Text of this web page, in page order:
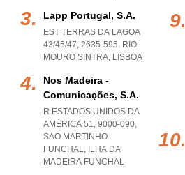
Lapp Portugal, S.a.
EST TERRAS DA LAGOA
43/45/47, 2635-595, RIO
MOURO SINTRA, LISBOA
Nos Madeira -
Comunicações, S.a.
R ESTADOS UNIDOS DA
AMÉRICA 51, 9000-090,
SAO MARTINHO
FUNCHAL, ILHA DA
MADEIRA FUNCHAL